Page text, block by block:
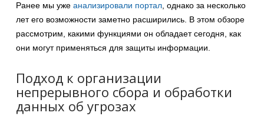
Ранее мы уже анализировали портал, однако за несколько
лет его возможности заметно расширились. В этом обзоре
рассмотрим, какими функциями он обладает сегодня, как
они могут применяться для защиты информации.
Подход к организации
непрерывного сбора и обработки
данных об угрозах